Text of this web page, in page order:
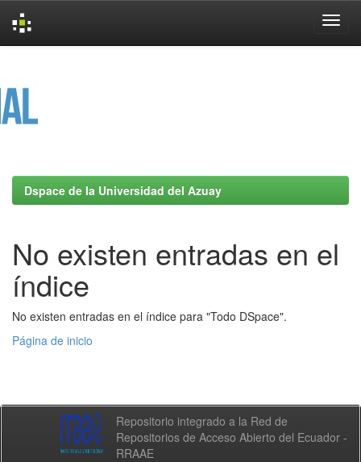
Dspace de la Universidad del Azuay
No existen entradas en el
índice
No existen entradas en el índice para "Todo DSpace".
Página de inicio
Repositorio integrado a la Red de
Repositorios de Acceso Abierto del Ecuador -
RRAAE